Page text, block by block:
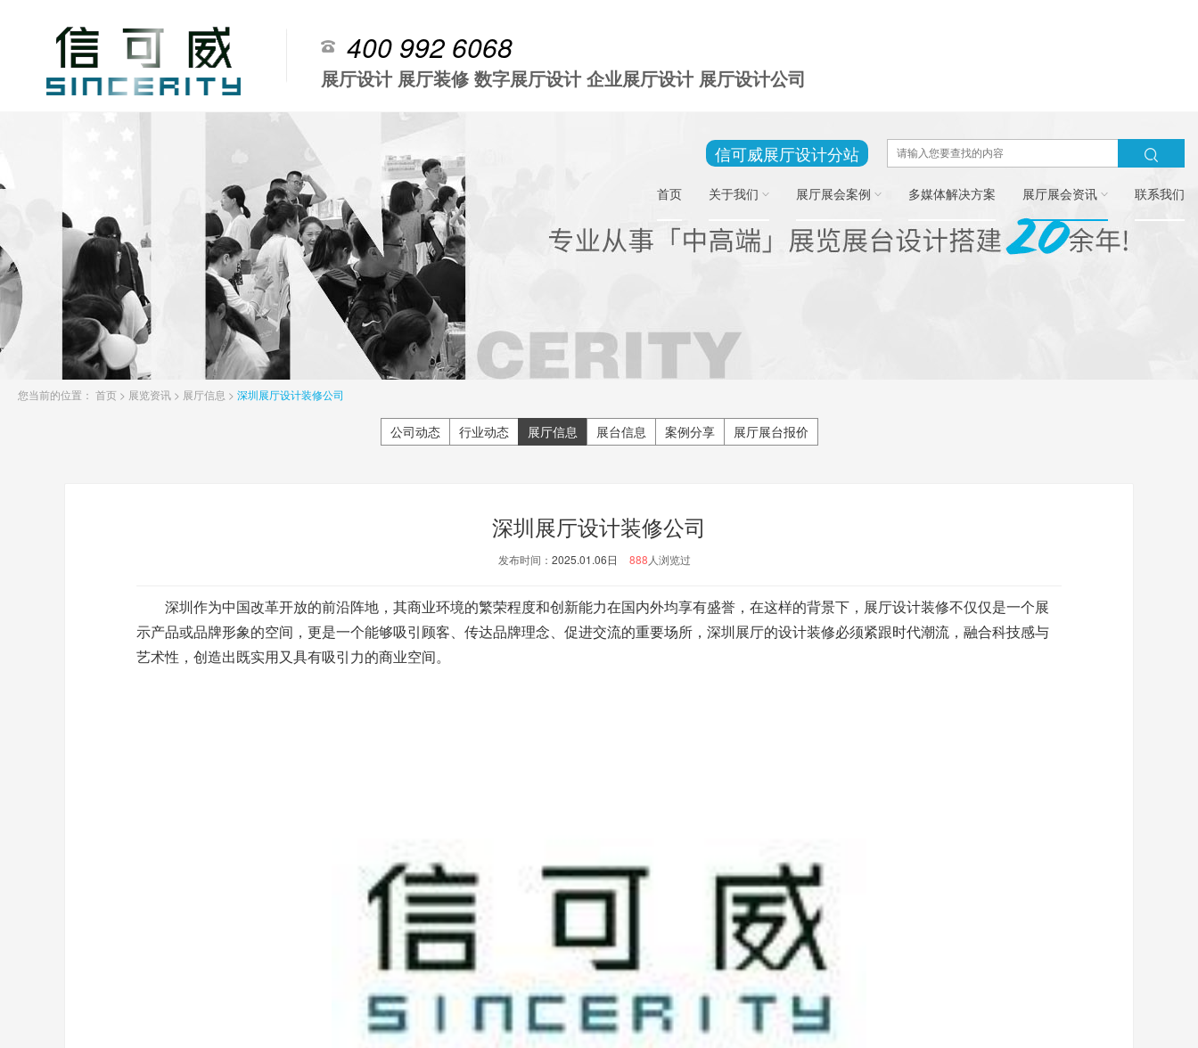
400 992 6068
展厅设计 展厅装修 数字展厅设计 企业展厅设计 展厅设计公司
信可威展厅设计分站
首页 关于我们 展厅展会案例 多媒体解决方案 展厅展会资讯 联系我们
您当前的位置： 首页 > 展览资讯 > 展厅信息 > 深圳展厅设计装修公司
公司动态 行业动态 展厅信息 展台信息 案例分享 展厅展台报价
深圳展厅设计装修公司
发布时间： 2025.01.06日 888 人浏览过
深圳作为中国改革开放的前沿阵地，其商业环境的繁荣程度和创新能力在国内外均享有盛誉，在这样的背景下，展厅设计装修不仅仅是一个展
示产品或品牌形象的空间，更是一个能够吸引顾客、传达品牌理念、促进交流的重要场所，深圳展厅的设计装修必须紧跟时代潮流，融合科技感与
艺术性，创造出既实用又具有吸引力的商业空间。